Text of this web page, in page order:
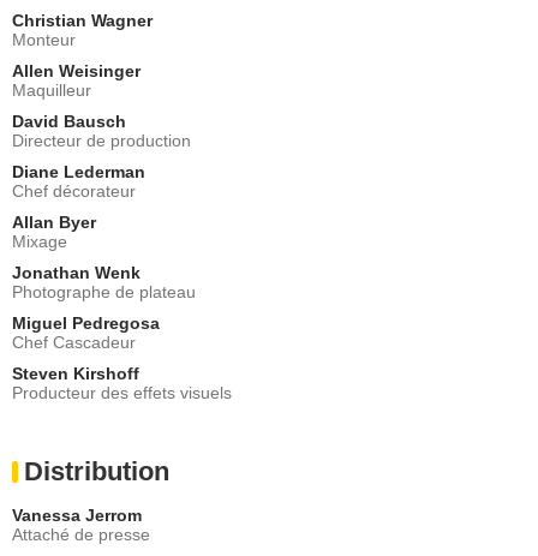
Christian Wagner
Monteur
Allen Weisinger
Maquilleur
David Bausch
Directeur de production
Diane Lederman
Chef décorateur
Allan Byer
Mixage
Jonathan Wenk
Photographe de plateau
Miguel Pedregosa
Chef Cascadeur
Steven Kirshoff
Producteur des effets visuels
Distribution
Vanessa Jerrom
Attaché de presse